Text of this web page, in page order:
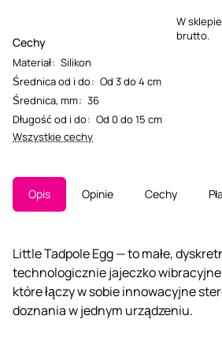
Cechy
Materiał: Silikon
Średnica od i do: Od 3 do 4 cm
Średnica, mm: 36
Długość od i do: Od 0 do 15 cm
Wszystkie cechy
W
brutto.
Opis Opinie Cechy
Little Tadpole Egg — to małe,
technologicznie jajeczko
które łączy w sobie innowacyjne
doznania w jednym urządzeniu.